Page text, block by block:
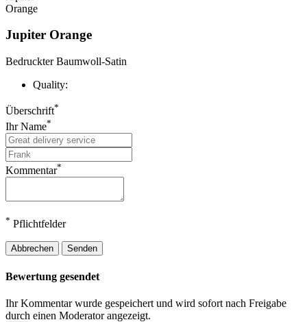
Jupiter Orange
Bedruckter Baumwoll-Satin
Quality:
Überschrift*
Ihr Name*
Kommentar*
* Pflichtfelder
Abbrechen Senden
Bewertung gesendet
Ihr Kommentar wurde gespeichert und wird sofort nach Freigabe
durch einen Moderator angezeigt.